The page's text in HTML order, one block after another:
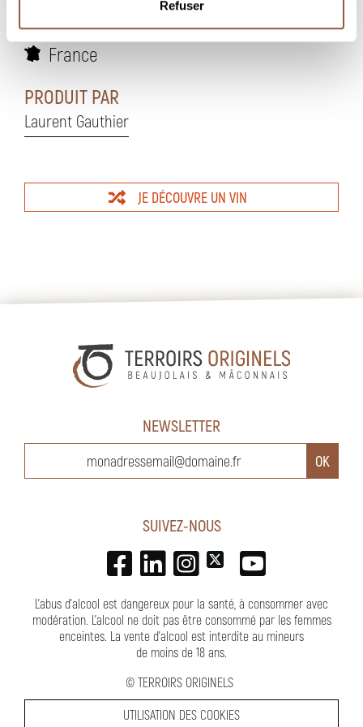
Refuser
MARCHÉ(S)
France
PRODUIT PAR
Laurent Gauthier
JE DÉCOUVRE UN VIN
NEWSLETTER
SUIVEZ-NOUS
L'abus d'alcool est dangereux pour la santé, à consommer avec
modération. L’alcool ne doit pas être consommé par les femmes
enceintes. La vente d'alcool est interdite au mineurs
de moins de 18 ans.
© TERROIRS ORIGINELS
UTILISATION DES COOKIES